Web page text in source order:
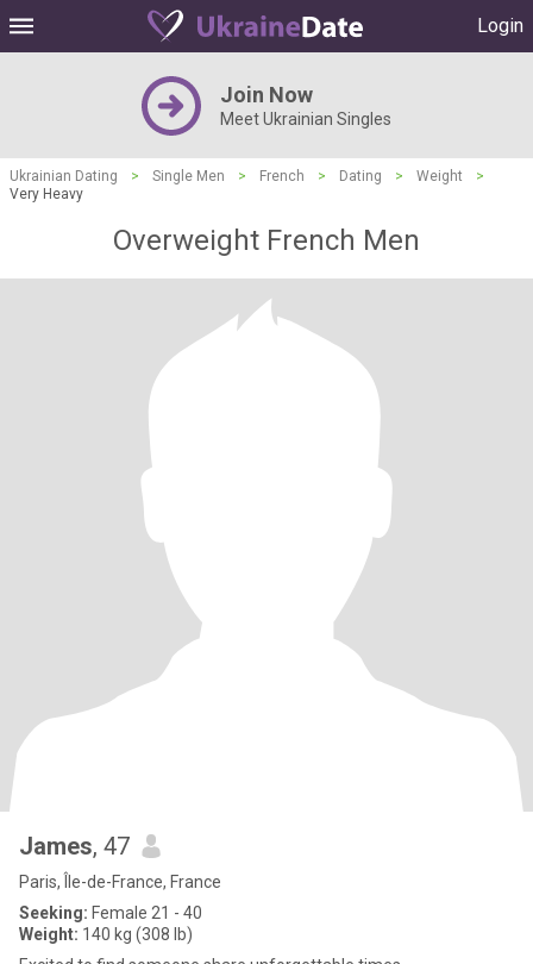
Login
Join Now
Meet Ukrainian Singles
Ukrainian Dating > Single Men > French > Dating > Weight
>
Very Heavy
Overweight French Men
James, 47
Paris, Île-de-France, France
Seeking: Female 21 - 40
Weight: 140 kg (308 lb)